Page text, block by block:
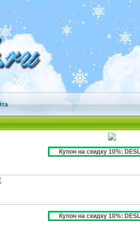
Купон на скидку 10%:
Купон на скидку 10%: